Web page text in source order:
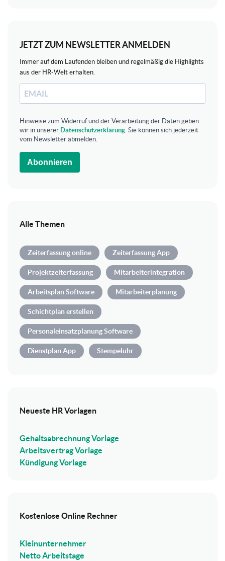
JETZT ZUM NEWSLETTER ANMELDEN
Immer auf dem Laufenden bleiben und regelmäßig die Highlights
aus der HR-Welt erhalten.
Hinweise zum Widerruf und der Verarbeitung der Daten geben
wir in unserer Datenschutzerklärung . Sie können sich jederzeit
vom Newsletter abmelden.
Abonnieren
Alle Themen
Zeiterfassung online Zeiterfassung App
Projektzeiterfassung Mitarbeiterintegration
Arbeitsplan Software Mitarbeiterplanung
Schichtplan erstellen
Personaleinsatzplanung Software
Dienstplan App Stempeluhr
Neueste HR Vorlagen
Gehaltsabrechnung Vorlage
Arbeitsvertrag Vorlage
Kündigung Vorlage
Kostenlose Online Rechner
Kleinunternehmer
Netto Arbeitstage